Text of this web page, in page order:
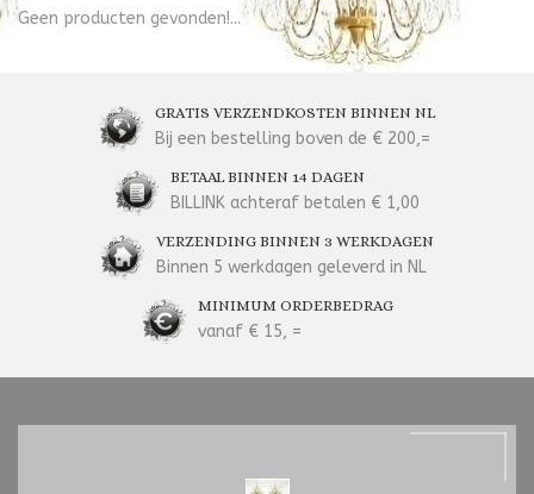
Geen producten gevonden!...
GRATIS VERZENDKOSTEN BINNEN NL
Bij een bestelling boven de € 200,=
BETAAL BINNEN 14 DAGEN
BILLINK achteraf betalen € 1,00
VERZENDING BINNEN 3 WERKDAGEN
Binnen 5 werkdagen geleverd in NL
MINIMUM ORDERBEDRAG
vanaf € 15, =